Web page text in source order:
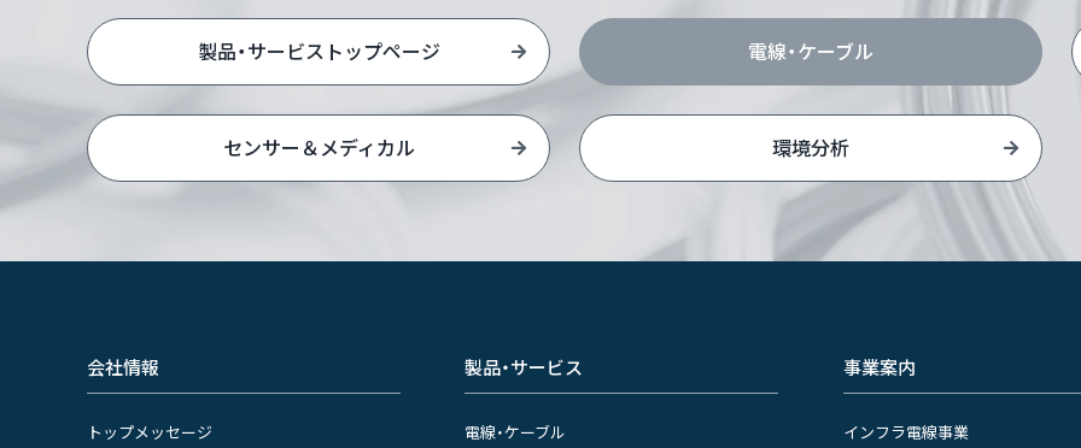
製品・サービストップページ 電線・ケーブル
センサー＆メディカル 環境分析
会社情報
トップメッセージ
製品・サービス
電線・ケーブル
事業案内
インフラ電線事業